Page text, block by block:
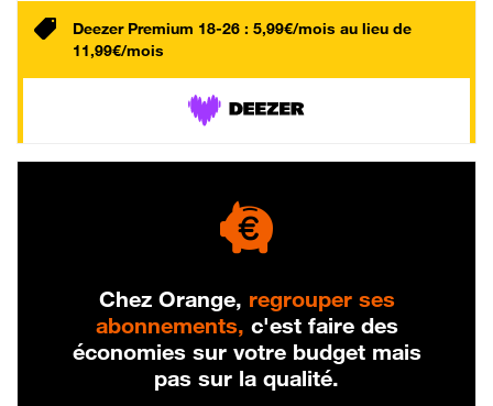
Deezer Premium 18-26 : 5,99€/mois au lieu de
11,99€/mois
Chez Orange, regrouper ses
abonnements, c'est faire des
économies sur votre budget mais
pas sur la qualité.